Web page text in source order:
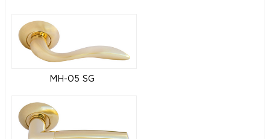
MH-05 SG